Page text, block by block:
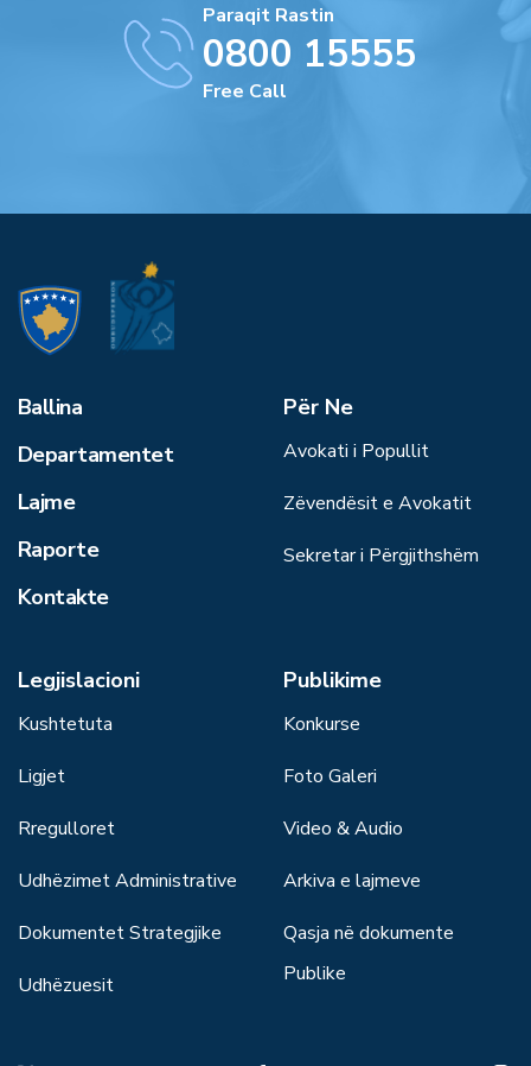
Paraqit Rastin
0800 15555
Free Call
Ballina
Departamentet
Lajme
Raporte
Kontakte
Për Ne
Avokati i Popullit
Zëvendësit e Avokatit
Sekretar i Përgjithshëm
Legjislacioni
Kushtetuta
Ligjet
Rregulloret
Udhëzimet Administrative
Dokumentet Strategjike
Udhëzuesit
Publikime
Konkurse
Foto Galeri
Video & Audio
Arkiva e lajmeve
Qasja në dokumente
Publike